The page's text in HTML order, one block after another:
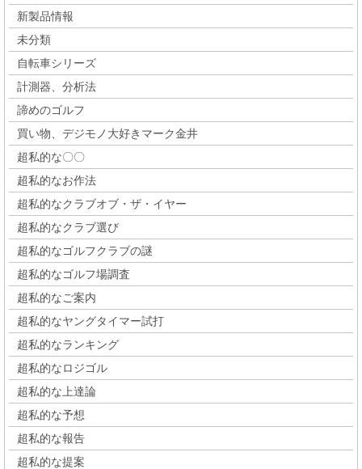
新製品情報
未分類
自転車シリーズ
計測器、分析法
諦めのゴルフ
買い物、デジモノ大好きマーク金井
超私的な〇〇
超私的なお作法
超私的なクラブオブ・ザ・イヤー
超私的なクラブ選び
超私的なゴルフクラブの謎
超私的なゴルフ場調査
超私的なご案内
超私的なヤングタイマー試打
超私的なランキング
超私的なロジゴル
超私的な上達論
超私的な予想
超私的な報告
超私的な提案